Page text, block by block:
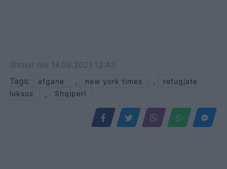
Shtuar më 14.09.2021 12:43
Tags:
afgane , new york times ,
refugjate
luksoz
, Shqiperi